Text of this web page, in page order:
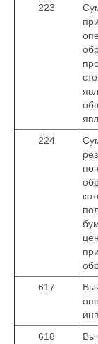
223
224
по
617
618